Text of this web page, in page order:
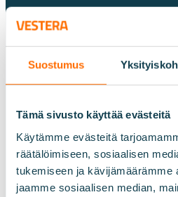
Suostumus
Tämä sivusto käyttää evästeitä
Käytämme evästeitä
räätälöimiseen, sosiaalisen
tukemiseen ja kävijämäärämme
jaamme sosiaalisen median,